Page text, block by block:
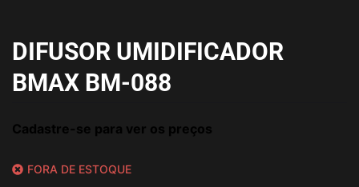
DIFUSOR UMIDIFICADOR
BMAX BM-088
Cadastre-se para ver os preços
FORA DE ESTOQUE